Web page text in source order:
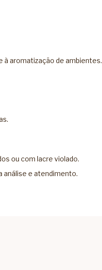
à aromatização de ambientes.
ou com lacre violado.
análise e atendimento.